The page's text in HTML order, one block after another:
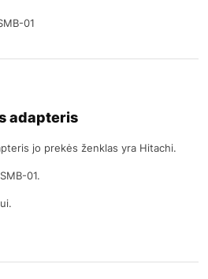
01
adapteris
jo prekės ženklas yra Hitachi.
01.